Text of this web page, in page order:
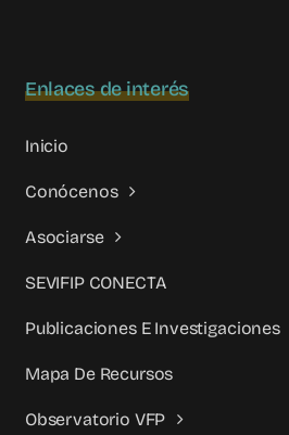
Enlaces de interés
Inicio
Conócenos
Asociarse
SEVIFIP CONECTA
Publicaciones E Investigaciones
Mapa De Recursos
Observatorio VFP